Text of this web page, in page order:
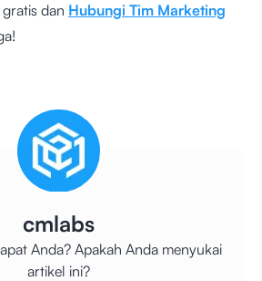
dan Hubungi Tim Marketing
cmlabs
Anda? Apakah Anda menyukai
artikel ini?